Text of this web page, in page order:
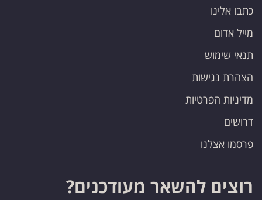
כתבו אלינו
מייל אדום
תנאי שימוש
הצהרת נגישות
מדיניות הפרטיות
דרושים
פרסמו אצלנו
רוצים להשאר מעודכנים?